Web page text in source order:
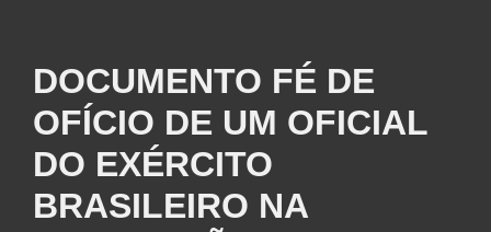
DOCUMENTO FÉ DE
OFÍCIO DE UM OFICIAL
DO EXÉRCITO
BRASILEIRO NA